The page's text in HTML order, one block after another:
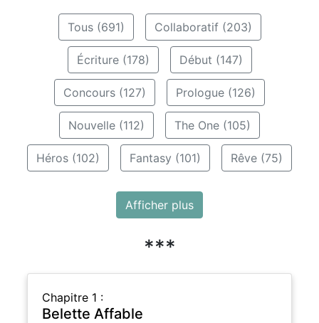
Tous (691) Collaboratif (203)
Écriture (178) Début (147)
Concours (127) Prologue (126)
Nouvelle (112) The One (105)
Héros (102) Fantasy (101) Rêve (75)
Afficher plus
***
Chapitre 1 :
Belette Affable